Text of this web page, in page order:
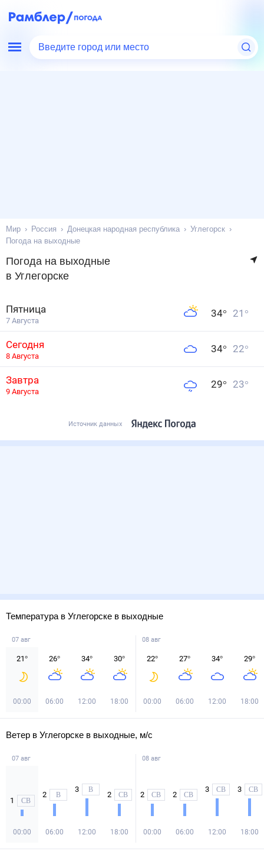
Введите город или место
Мир Россия Донецкая народная республика
Углегорск
Погода на выходные
Погода на выходные
в Углегорске
Пятница
7 Августа
34° 21 °
Сегодня
8 Августа
34° 22°
Завтра
9 Августа
29° 23°
Источник данных
Температура в Углегорске в выходные
07 авг
21°
00:00
26°
06:00
34°
12:00
30°
18:00
08 авг
22°
00:00
27°
06:00
34°
12:00
29°
18:00
Ветер в Углегорске в выходные, м/с
07 авг
1 СВ
00:00
2 В
06:00
3 В
12:00
2 СВ
18:00
08 авг
2 СВ
00:00
2 СВ
06:00
3 СВ
12:00
3 СВ
18:00